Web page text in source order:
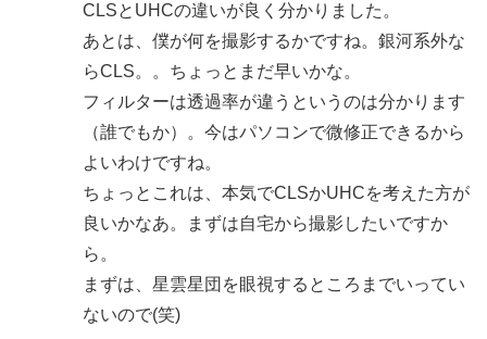
CLSとUHCの違いが良く分かりました。
あとは、僕が何を撮影するかですね。銀河系外な
らCLS。。ちょっとまだ早いかな。
フィルターは透過率が違うというのは分かります
（誰でもか）。今はパソコンで微修正できるから
よいわけですね。
ちょっとこれは、本気でCLSかUHCを考えた方が
良いかなあ。まずは自宅から撮影したいですか
ら。
まずは、星雲星団を眼視するところまでいってい
ないので(笑)